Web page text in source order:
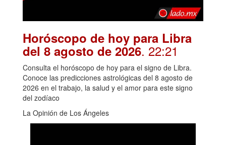
Horóscopo de hoy para Libra
del 8 agosto de 2026. 22:21
Consulta el horóscopo de hoy para el signo de Libra.
Conoce las predicciones astrológicas del 8 agosto de
2026 en el trabajo, la salud y el amor para este signo
del zodíaco
La Opinión de Los Ángeles